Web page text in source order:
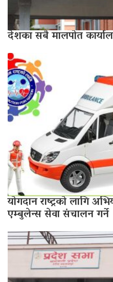
देशका सबै मालपोत
योगदान राष्ट्रको लागि
एम्बुलेन्स सेवा संचालन गर्ने